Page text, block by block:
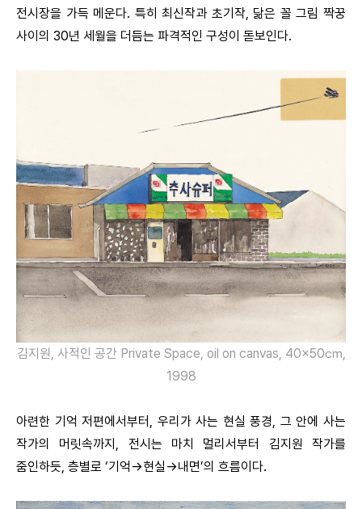
전시장을 가득 메운다. 특히 최신작과 초기작, 닮은 꼴 그림 짝꿍
사이의 30년 세월을 더듬는 파격적인 구성이 돋보인다.
김지원, 사적인 공간 Private Space, oil on canvas, 40×50㎝,
1998
아련한 기억 저편에서부터, 우리가 사는 현실 풍경, 그 안에 사는
작가의 머릿속까지, 전시는 마치 멀리서부터 김지원 작가를
줌인하듯, 층별로 ‘기억→현실→내면’의 흐름이다.